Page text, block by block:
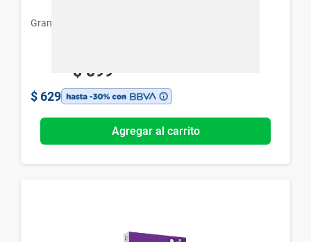
Gramon Bago
$ 899
$ 629
Agregar al carrito